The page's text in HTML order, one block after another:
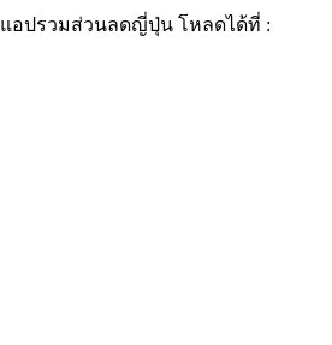
แอปรวมส่วนลดญี่ปุ่น ​ โหลดได้ที่ :